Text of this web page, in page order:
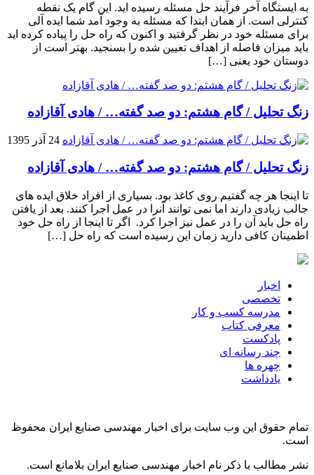
به ایستگاه آخر فرآیند حل مسئله رسیده اید. این گام یک نقطه
کنترلی است. از همان ابتدا که مسئله به وجود آمد شما ایده آلی
برای مسئله خود در نظر گرفتید و اکنون که راه حل را پیاده کرده اید
باید میزان فاصله از اهداف تعیین شده را بسنجید. بهتر است از
دوستان خود یعنی […]
زنگ تحلیل / گام هشتم: دو صد گفته… / هادی آقازاده
24 آذر 1395
زنگ تحلیل / گام هشتم: دو صد گفته… / هادی آقازاده
تا اینجا هر چه گفتیم روی کاغذ بود. بسیاری از افراد خلاق ایده های
جالب زیادی دارند اما نمی توانند آنرا در عمل اجرا کنند. بعد از یافتن
راه حل باید آن را در عمل نیز اجرا کرد. اگر تا اینجا از راه حل خود
اطمینان کافی دارید زمان این رسیده است که راه حل […]
اخبار
تخصصی
مدرسه کسب و کار
معرفی کتاب
پادکست
چند رسانه ای
چهره ها
یادداشت
تمام حقوق این وب سایت برای اخبار مهندسی صنایع ایران محفوظ
است.
نشر مطالب با ذکر نام اخبار مهندسی صنایع ایران بلامانع است.